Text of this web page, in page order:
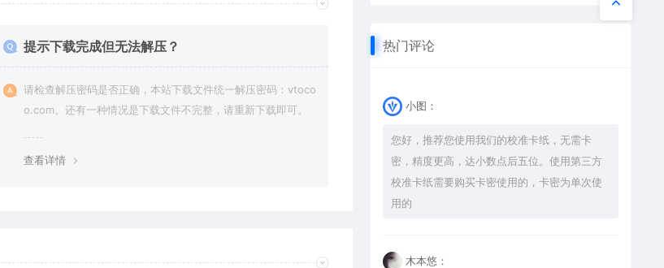
提示下载完成但无法解压？
请检查解压密码是否正确，本站下载文件统一解压密码：vtoco
o.com。还有一种情况是下载文件不完整，请重新下载即可。
查看详情
热门评论
小图：
您好，推荐您使用我们的校准卡纸，无需卡
密，精度更高，达小数点后五位。使用第三方
校准卡纸需要购买卡密使用的，卡密为单次使
用的
木本悠：